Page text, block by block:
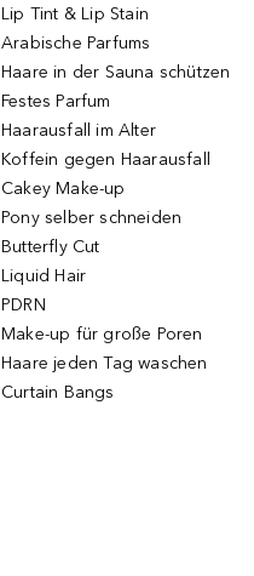
Lip Tint & Lip Stain
Arabische Parfums
Haare in der Sauna schützen
Festes Parfum
Haarausfall im Alter
Koffein gegen Haarausfall
Cakey Make-up
Pony selber schneiden
Butterfly Cut
Liquid Hair
PDRN
Make-up für große Poren
Haare jeden Tag waschen
Curtain Bangs